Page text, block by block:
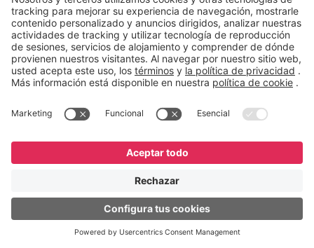
Memphis
Eduardo Ribeiro
CEO
“Con GeneXus desarrollamos una
acompañar todas las etapas de la
verificar, analizar, reacondicionar y
garantizando calidad y reduciendo
costos”.